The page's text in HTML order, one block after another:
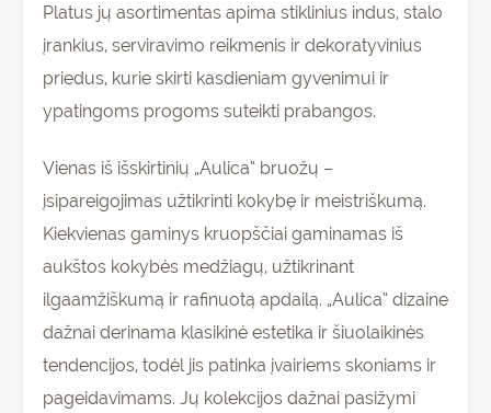
Platus jų asortimentas apima stiklinius indus, stalo
įrankius, serviravimo reikmenis ir dekoratyvinius
priedus, kurie skirti kasdieniam gyvenimui ir
ypatingoms progoms suteikti prabangos.
Vienas iš išskirtinių „Aulica“ bruožų –
įsipareigojimas užtikrinti kokybę ir meistriškumą.
Kiekvienas gaminys kruopščiai gaminamas iš
aukštos kokybės medžiagų, užtikrinant
ilgaamžiškumą ir rafinuotą apdailą. „Aulica“ dizaine
dažnai derinama klasikinė estetika ir šiuolaikinės
tendencijos, todėl jis patinka įvairiems skoniams ir
pageidavimams. Jų kolekcijos dažnai pasižymi